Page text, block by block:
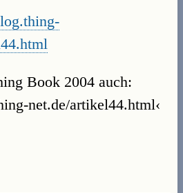
Book 2004 auch:
net.de/artikel44.html‹